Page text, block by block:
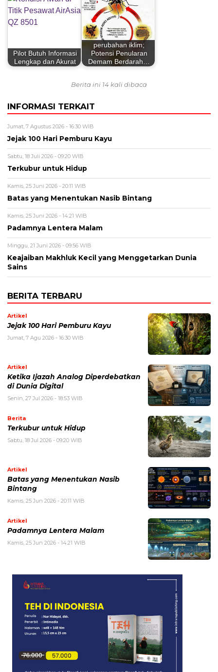
Pilot Butuh Informasi
Lengkap dan Akurat
perubahan iklim;
Potensi Penularan
Demam Berdarah…
Berita ini 14 kali dibaca
INFORMASI TERKAIT
Jumat, 7 Agustus 2026 - 16:30 WIB
Jejak 100 Hari Pemburu Kayu
Sabtu, 18 Juli 2026 - 09:20 WIB
Terkubur untuk Hidup
Kamis, 25 Juni 2026 - 20:11 WIB
Batas yang Menentukan Nasib Bintang
Kamis, 25 Juni 2026 - 14:21 WIB
Padamnya Lentera Malam
Minggu, 21 Juni 2026 - 09:56 WIB
Keajaiban Makhluk Kecil yang Menggetarkan Dunia
Sains
BERITA TERBARU
Artikel
Jejak 100 Hari Pemburu Kayu
Jumat, 7 Agu 2026 - 16:30 WIB
Artikel
Ketika Ijazah Analog Diperdebatkan
di Dunia Digital
Senin, 27 Jul 2026 - 18:53 WIB
Berita
Terkubur untuk Hidup
Sabtu, 18 Jul 2026 - 09:20 WIB
Artikel
Batas yang Menentukan Nasib
Bintang
Kamis, 25 Jun 2026 - 20:11 WIB
Artikel
Padamnya Lentera Malam
Kamis, 25 Jun 2026 - 14:21 WIB